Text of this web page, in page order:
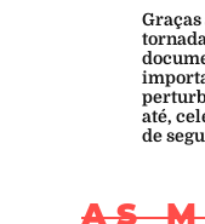
Graças
até,
de
AS